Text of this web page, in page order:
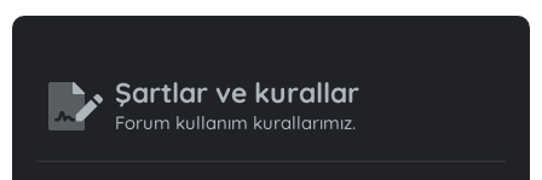
Şartlar ve kurallar
Forum kullanım kurallarımız.